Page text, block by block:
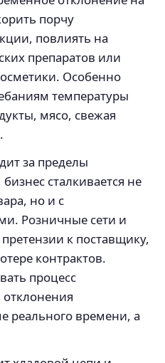
порчу
повлиять на
препаратов или
Особенно
температуры
мясо, свежая
за пределы
сталкивается не
но и с
Розничные сети и
к поставщику,
контрактов.
процесс
реального времени, а